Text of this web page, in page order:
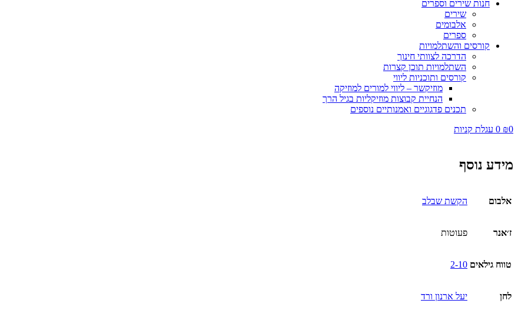
חנות שירים וספרים
שירים
אלבומים
ספרים
קורסים והשתלמויות
הדרכה לצוותי חינוך
השתלמויות תוכן קצרות
קורסים ותוכניות ליווי
מוזיקשר – ליווי למורים למוזיקה
הנחיית קבוצות מוזיקליות בגיל הרך
תכנים פדגוגיים ואמנותיים נוספים
₪0
0 עגלת קניות
מידע נוסף
אלבום הקשת שבלב
ז׳אנר פעוטות
טווח גילאים 2-10
לחן יעל ארנון ורד